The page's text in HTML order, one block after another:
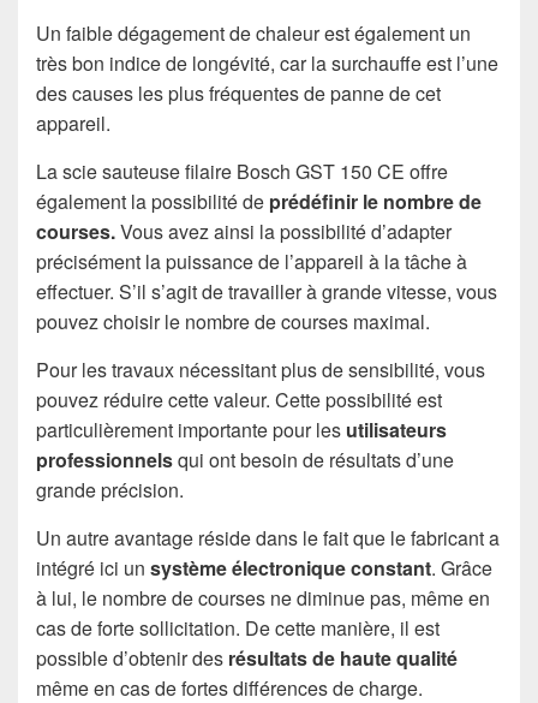
Un faible dégagement de chaleur est également un
très bon indice de longévité, car la surchauffe est l’une
des causes les plus fréquentes de panne de cet
appareil.
La scie sauteuse filaire Bosch GST 150 CE offre
également la possibilité de prédéfinir le nombre de
courses.Vous avez ainsi la possibilité d’adapter
précisément la puissance de l’appareil à la tâche à
effectuer. S’il s’agit de travailler à grande vitesse, vous
pouvez choisir le nombre de courses maximal.
Pour les travaux nécessitant plus de sensibilité, vous
pouvez réduire cette valeur. Cette possibilité est
particulièrement importante pour les utilisateurs
professionnelsqui ont besoin de résultats d’une
grande précision.
Un autre avantage réside dans le fait que le fabricant a
intégré ici un système électronique constant. Grâce
à lui, le nombre de courses ne diminue pas, même en
cas de forte sollicitation. De cette manière, il est
possible d’obtenir des résultats de haute qualité
même en cas de fortes différences de charge.